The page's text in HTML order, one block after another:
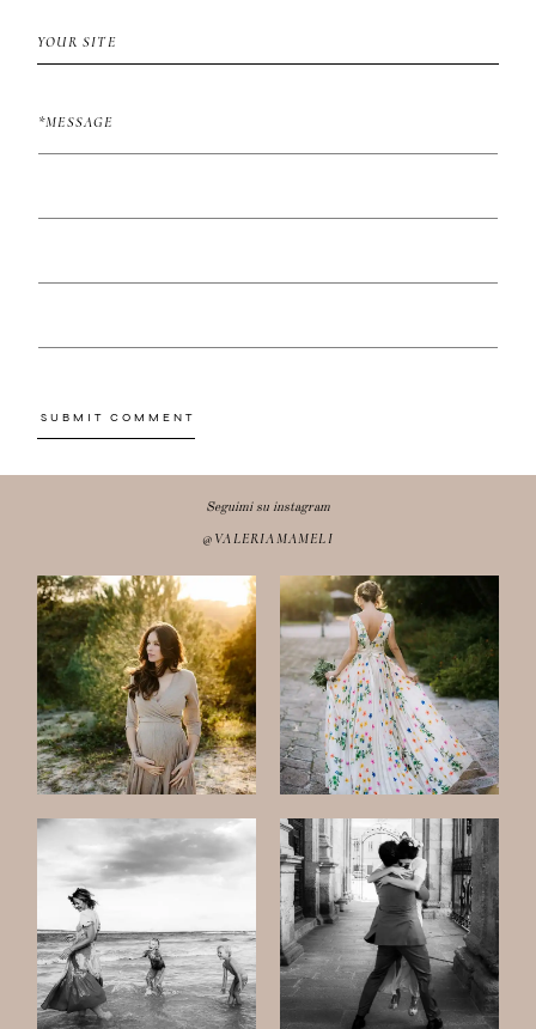
Seguimi su instagram
@VALERIAMAMELI